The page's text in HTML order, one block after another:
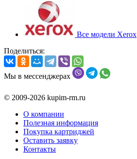
Все модели Xerox
Поделиться:
Мы в мессенджерах
© 2009-2026 kupim-rm.ru
О компании
Полезная информация
Покупка картриджей
Оставить заявку
Контакты